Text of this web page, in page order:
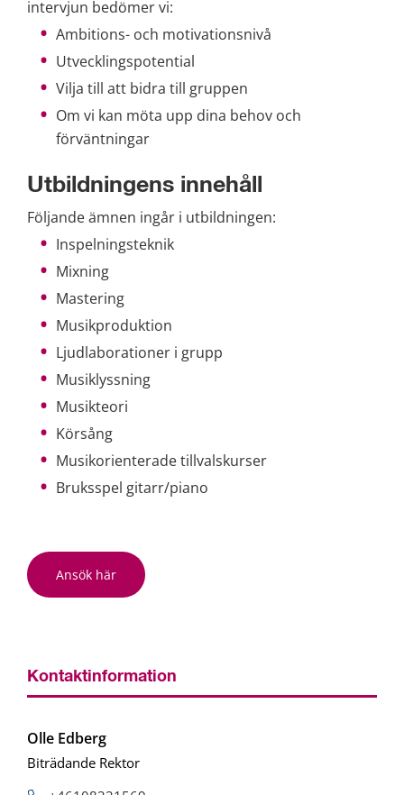
intervjun bedömer vi:
Ambitions- och motivationsnivå
Utvecklingspotential
Vilja till att bidra till gruppen
Om vi kan möta upp dina behov och
förväntningar
Utbildningens innehåll
Följande ämnen ingår i utbildningen:
Inspelningsteknik
Mixning
Mastering
Musikproduktion
Ljudlaborationer i grupp
Musiklyssning
Musikteori
Körsång
Musikorienterade tillvalskurser
Bruksspel gitarr/piano
Ansök här
Kontaktinformation
Olle Edberg
Biträdande Rektor